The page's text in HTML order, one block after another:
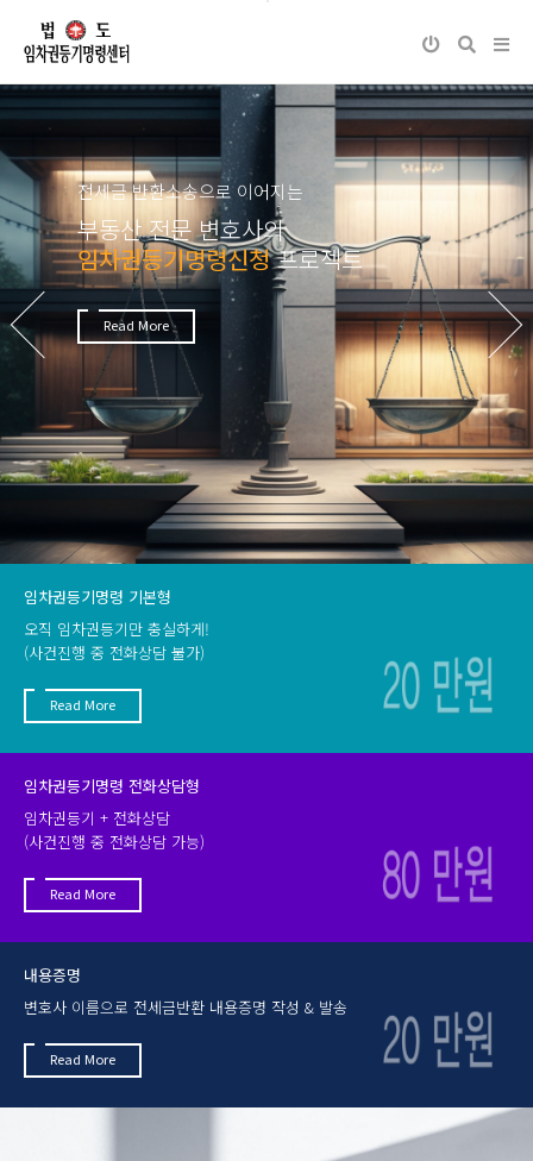
전세금 반환소송으로 이어지는
부동산 전문 변호사의
임차권등기명령신청프로젝트
Read More
Previous
Next
임차권등기명령 기본형
오직 임차권등기만 충실하게!
(사건진행 중 전화상담 불가)
Read More
임차권등기명령 전화상담형
임차권등기 + 전화상담
(사건진행 중 전화상담 가능)
Read More
내용증명
변호사 이름으로 전세금반환 내용증명 작성 & 발송
Read More